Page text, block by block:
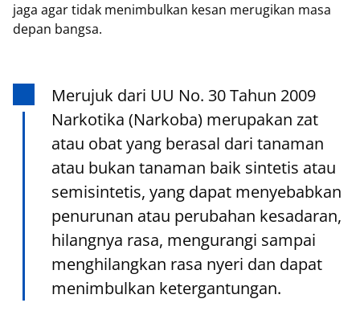
jaga agar tidak menimbulkan kesan merugikan masa
depan bangsa.
Merujuk dari UU No. 30 Tahun 2009
Narkotika (Narkoba) merupakan zat
atau obat yang berasal dari tanaman
atau bukan tanaman baik sintetis atau
semisintetis, yang dapat menyebabkan
penurunan atau perubahan kesadaran,
hilangnya rasa, mengurangi sampai
menghilangkan rasa nyeri dan dapat
menimbulkan ketergantungan.